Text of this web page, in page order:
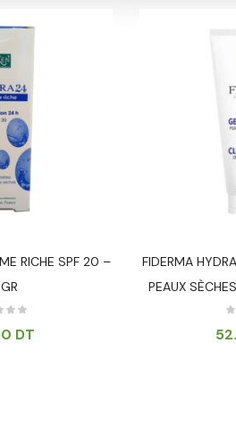
RICHE SPF 20 –
DT
FIDERMA
PEAUX